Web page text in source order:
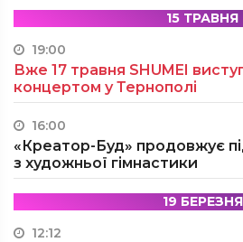
15 ТРАВНЯ
19:00
Вже 17 травня SHUMEI
концертом у Тернополі
16:00
«Креатор-Буд» продовжує
з художньої гімнастики
19 БЕРЕЗНЯ
12:12